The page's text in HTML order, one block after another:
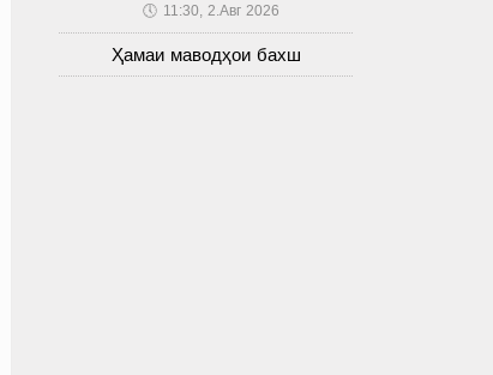
🕔 11:30, 2.Авг 2026
Ҳамаи маводҳои бахш